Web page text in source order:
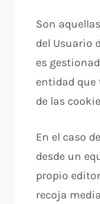
Son
del Usuario
es
entidad que
de las
En el caso
desde un
propio
recoja